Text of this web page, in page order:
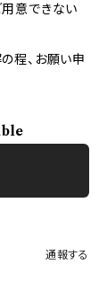
意できない
程、お願い申
通報する